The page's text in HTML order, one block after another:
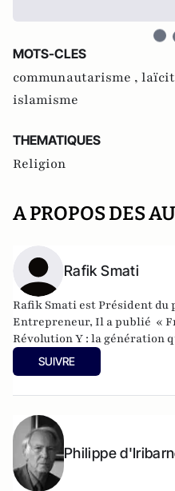
MOTS-CLES
communautarisme ,
islamisme
THEMATIQUES
Religion
A PROPOS DES
Rafik Smati
Rafik Smati est Président
Entrepreneur, Il a publié «
Révolution Y : la génération
(2013), « Eloge de la vitesse :
texto » (2011), « Vers un
SUIVRE
Philippe